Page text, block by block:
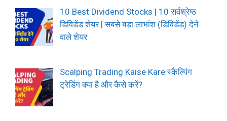
10 Best Dividend Stocks | 10 सर्वश्रेष्ठ
डिविडेंड शेयर | सबसे बड़ा लाभांश (डिविडेंड) देने
वाले शेयर
Scalping Trading Kaise Kare स्कैल्पिंग
ट्रेडिंग क्या है और कैसे करें?